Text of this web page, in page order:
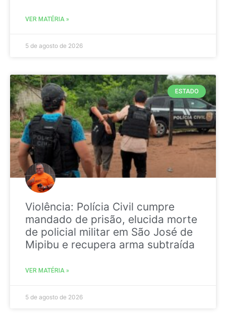
VER MATÉRIA »
5 de agosto de 2026
ESTADO
Violência: Polícia Civil cumpre
mandado de prisão, elucida morte
de policial militar em São José de
Mipibu e recupera arma subtraída
VER MATÉRIA »
5 de agosto de 2026